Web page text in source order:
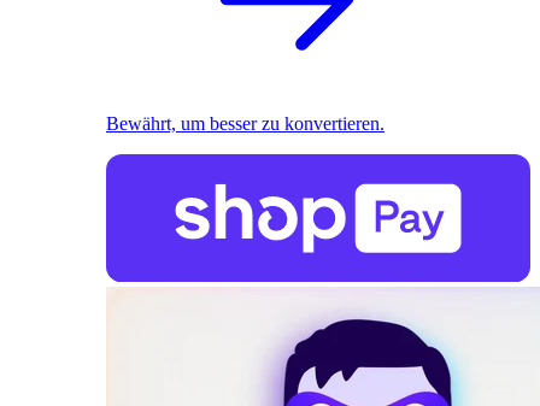
Bewährt, um besser zu konvertieren.